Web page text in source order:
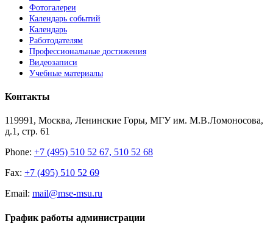
Фотогалереи
Календарь событий
Календарь
Работодателям
Профессиональные достижения
Видеозаписи
Учебные материалы
Контакты
119991, Москва, Ленинские Горы, МГУ им. М.В.Ломоносова,
д.1, стр. 61
Phone: +7 (495) 510 52 67, 510 52 68
Fax: +7 (495) 510 52 69
Email: mail@mse-msu.ru
График работы администрации